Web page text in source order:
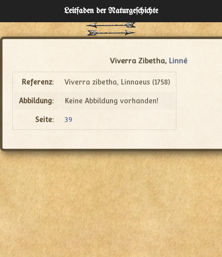
Leitfaden der Naturgeſchichte
Home
Über
Administration
Viverra Zibetha, Linné
Referenz: Viverra zibetha, Linnaeus (1758)
Abbildung: Keine Abbildung vorhanden!
Seite: 39